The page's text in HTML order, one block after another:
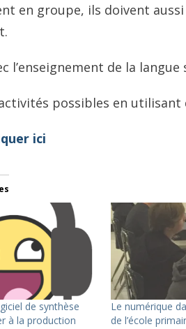
en groupe, ils doivent
l’enseignement de la
possibles en
ici
de synthèse
à la production
Le numérique
de l’école